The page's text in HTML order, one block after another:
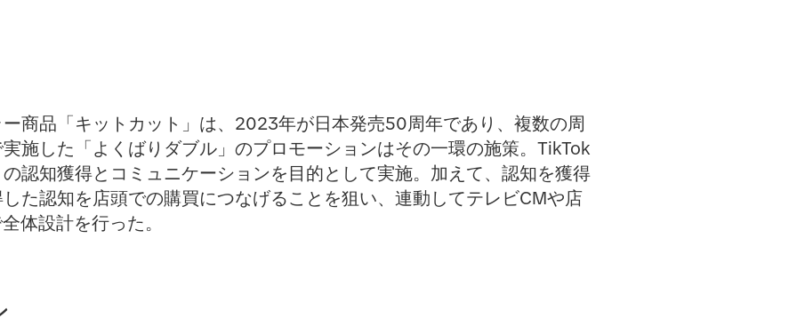
商品「キットカット」は、2023年が日本発売50周年であり、複数の周
施した「よくばりダブル」のプロモーションはその一環の施策。TikTok
認知獲得とコミュニケーションを目的として実施。加えて、認知を獲得
た認知を店頭での購買につなげることを狙い、連動してテレビCMや店
体設計を行った。